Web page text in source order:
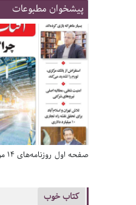
پیشخوان مطبوعات
صفحه اول روزنامه‌های 14 مرداد 1405
کتاب خوب